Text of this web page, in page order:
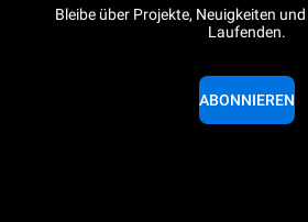
Bleibe über Projekte, Neuigkeiten
Laufenden.
ABONNIEREN